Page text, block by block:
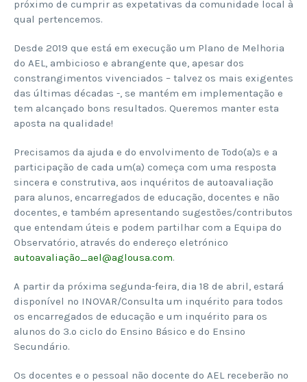
próximo de cumprir as expetativas da comunidade local à
qual pertencemos.
Desde 2019 que está em execução um Plano de Melhoria
do AEL, ambicioso e abrangente que, apesar dos
constrangimentos vivenciados – talvez os mais exigentes
das últimas décadas -, se mantém em implementação e
tem alcançado bons resultados. Queremos manter esta
aposta na qualidade!
Precisamos da ajuda e do envolvimento de Todo(a)s e a
participação de cada um(a) começa com uma resposta
sincera e construtiva, aos inquéritos de autoavaliação
para alunos, encarregados de educação, docentes e não
docentes, e também apresentando sugestões/contributos
que entendam úteis e podem partilhar com a Equipa do
Observatório, através do endereço eletrónico
autoavaliação_ael@aglousa.com.
A partir da próxima segunda-feira, dia 18 de abril, estará
disponível no INOVAR/Consulta um inquérito para todos
os encarregados de educação e um inquérito para os
alunos do 3.º ciclo do Ensino Básico e do Ensino
Secundário.
Os docentes e o pessoal não docente do AEL receberão no